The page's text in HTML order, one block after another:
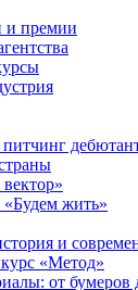
и премии
жить»
и
«Метод»
от бумеров